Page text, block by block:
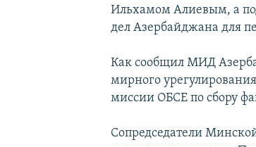
Ильхамом Алиевым, а
дел Азербайджана для
Как сообщил МИД
мирного
миссии ОБСЕ по сбору
Сопредседатели